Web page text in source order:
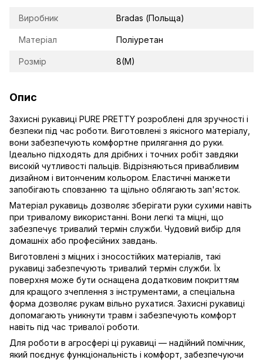
Виробник Bradas (Польща)
Матеріал Поліуретан
Розмір 8(M)
Опис
Захисні рукавиці PURE PRETTY розроблені для зручності і
безпеки під час роботи. Виготовлені з якісного матеріалу,
вони забезпечують комфортне прилягання до руки.
Ідеально підходять для дрібних і точних робіт завдяки
високій чутливості пальців. Відрізняються привабливим
дизайном і витонченим кольором. Еластичні манжети
запобігають сповзанню та щільно облягають зап'ясток.
Матеріал рукавиць дозволяє зберігати руки сухими навіть
при тривалому використанні. Вони легкі та міцні, що
забезпечує тривалий термін служби. Чудовий вибір для
домашніх або професійних завдань.
Виготовлені з міцних і зносостійких матеріалів, такі
рукавиці забезпечують тривалий термін служби. Їх
поверхня може бути оснащена додатковим покриттям
для кращого зчеплення з інструментами, а спеціальна
форма дозволяє рукам вільно рухатися. Захисні рукавиці
допомагають уникнути травм і забезпечують комфорт
навіть під час тривалої роботи.
Для роботи в агросфері ці рукавиці — надійний помічник,
який поєднує функціональність і комфорт, забезпечуючи